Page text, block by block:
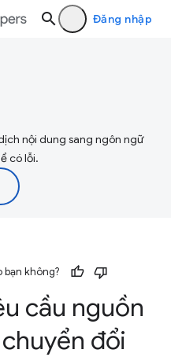
Đăng nhập
nội dung sang ngôn ngữ
có lỗi.
không?
cầu nguồn
đổi